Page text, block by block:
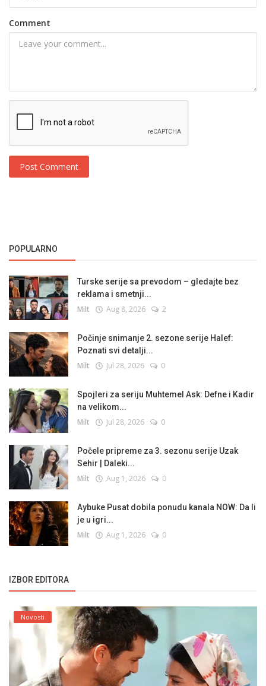
Comment
Post Comment
POPULARNO
Turske serije sa prevodom – gledajte bez
reklama i smetnji...
Milt Aug 8, 2026 2
Počinje snimanje 2. sezone serije Halef:
Poznati svi detalji...
Milt Jul 28, 2026 0
Spojleri za seriju Muhtemel Ask: Defne i Kadir
na velikom...
Milt Jul 28, 2026 0
Počele pripreme za 3. sezonu serije Uzak
Sehir | Daleki...
Milt Aug 1, 2026 0
Aybuke Pusat dobila ponudu kanala NOW: Da li
je u igri...
Milt Aug 1, 2026 0
IZBOR EDITORA
Novosti